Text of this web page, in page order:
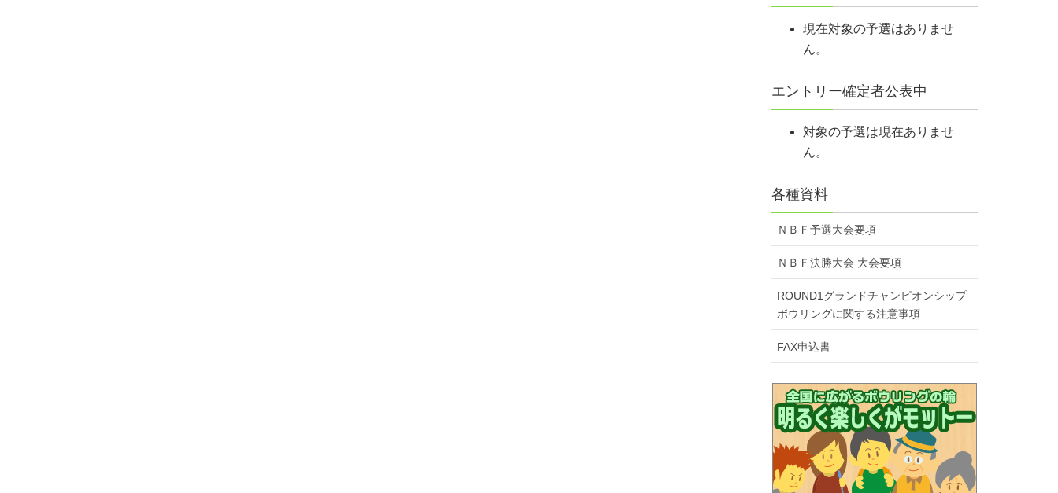
現在対象の予選はありませ
ん。
エントリー確定者公表中
対象の予選は現在ありませ
ん。
各種資料
ＮＢＦ予選大会要項
ＮＢＦ決勝大会 大会要項
ROUND1グランドチャンピオンシップ
ボウリングに関する注意事項
FAX申込書